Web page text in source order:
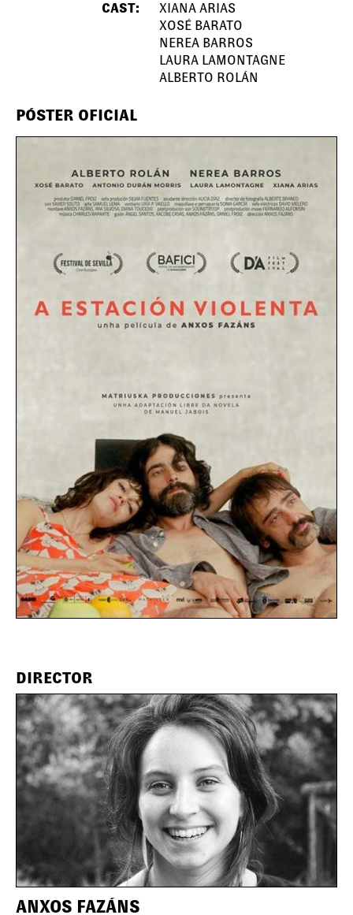
CAST:
XIANA ARIAS
XOSÉ BARATO
NEREA BARROS
LAURA LAMONTAGNE
ALBERTO ROLÁN
PÓSTER OFICIAL
DIRECTOR
ANXOS FAZÁNS